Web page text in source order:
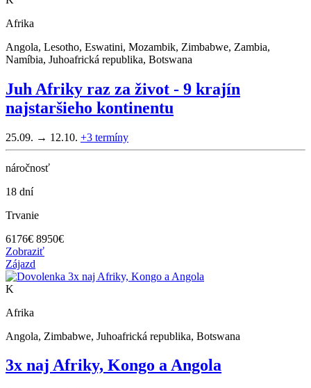
Afrika
Angola, Lesotho, Eswatini, Mozambik, Zimbabwe, Zambia,
Namíbia, Juhoafrická republika, Botswana
Juh Afriky raz za život - 9 krajín
najstaršieho kontinentu
25.09. → 12.10. +3 termíny
náročnosť
18 dní
Trvanie
6176€ 8950€
Zobraziť
Zájazd
K
Afrika
Angola, Zimbabwe, Juhoafrická republika, Botswana
3x naj Afriky, Kongo a Angola